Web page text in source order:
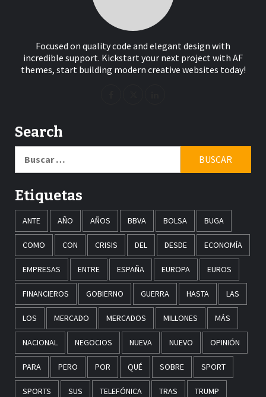
Focused on quality code and elegant design with
incredible support. Kickstart your next project with AF
themes, start building modern creative websites today!
Search
Etiquetas
ANTE AÑO AÑOS BBVA BOLSA BUGA
COMO CON CRISIS DEL DESDE ECONOMÍA
EMPRESAS ENTRE ESPAÑA EUROPA EUROS
FINANCIEROS GOBIERNO GUERRA HASTA LAS
LOS MERCADO MERCADOS MILLONES MÁS
NACIONAL NEGOCIOS NUEVA NUEVO OPINIÓN
PARA PERO POR QUÉ SOBRE SPORT
SPORTS SUS TELEFÓNICA TRAS TRUMP